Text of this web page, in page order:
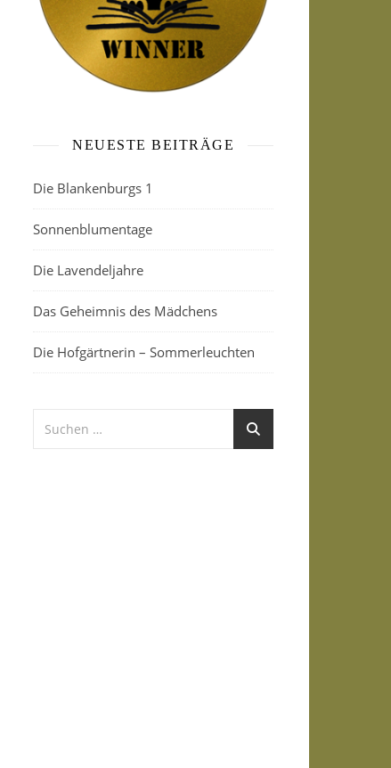
NEUESTE BEITRÄGE
Die Blankenburgs 1
Sonnenblumentage
Die Lavendeljahre
Das Geheimnis des Mädchens
Die Hofgärtnerin – Sommerleuchten